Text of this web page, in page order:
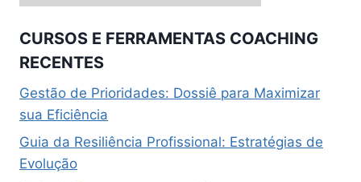
CURSOS E FERRAMENTAS COACHING
RECENTES
Gestão de Prioridades: Dossiê para Maximizar
sua Eficiência
Guia da Resiliência Profissional: Estratégias de
Evolução